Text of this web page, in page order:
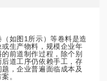
如图1所示）等卷料是造
生产物料，规模企业年
前道制作过程，除个别
道工序仍依赖手工，存
，企业普遍面临成本及
。